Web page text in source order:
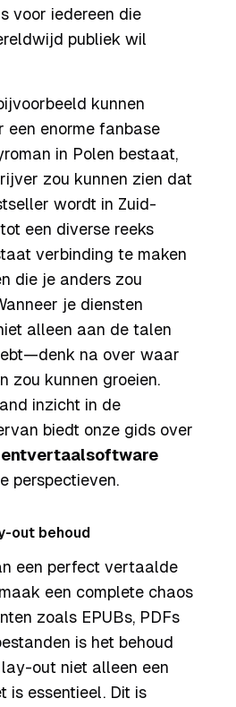
voor iedereen die
publiek wil
kunnen
een enorme fanbase
in Polen bestaat,
zou kunnen zien dat
wordt in Zuid-
een diverse reeks
verbinding te maken
die je anders zou
je diensten
alleen aan de talen
na over waar
zou kunnen groeien.
inzicht in de
biedt onze gids over
perspectieven.
out behoud
een perfect vertaalde
een complete chaos
zoals EPUBs, PDFs
is het behoud
out niet alleen een
is essentieel. Dit is